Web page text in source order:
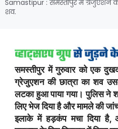
Samastipur : समस्तीपुर में ग्रेजुएशन
शव.
समस्तीपुर में गुरुवार को एक
ग्रेजुएशन की छात्रा का शव
लटका हुआ पाया गया। पुलिस ने
लिए भेज दिया है और मामले की
इलाके में हड़कंप मचा दिया है,